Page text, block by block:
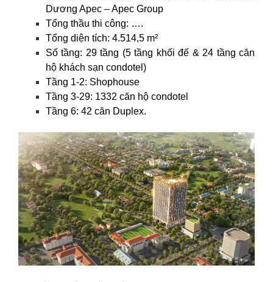
Dương Apec – Apec Group
Tổng thầu thi công: ….
Tổng diện tích: 4.514,5 m²
Số tầng: 29 tầng (5 tầng khối đế & 24 tầng căn
hộ khách sạn condotel)
Tầng 1-2: Shophouse
Tầng 3-29: 1332 căn hộ condotel
Tầng 6: 42 căn Duplex.